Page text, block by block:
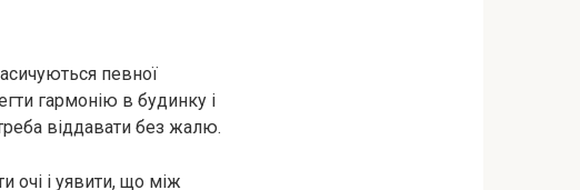
певної
гармонію в будинку і
віддавати без жалю.
очі і уявити, що між